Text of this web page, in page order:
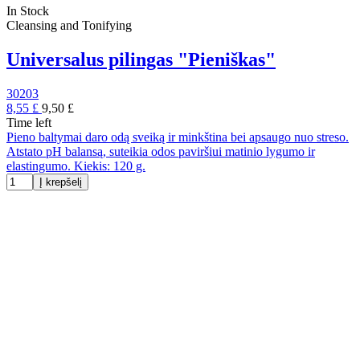
In Stock
Cleansing and Tonifying
Universalus pilingas "Pieniškas"
30203
8,55 £ 9,50 £
Time left
Pieno baltymai daro odą sveiką ir minkština bei apsaugo nuo streso.
Atstato pH balansą, suteikia odos paviršiui matinio lygumo ir
elastingumo. Kiekis: 120 g.
Į krepšelį